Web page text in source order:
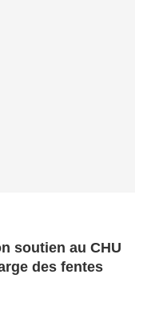
soutien au CHU
des fentes